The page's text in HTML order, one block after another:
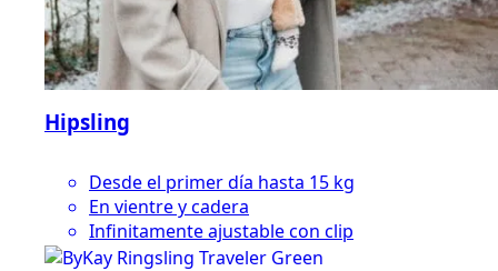
Hipsling
Desde el primer día hasta 15 kg
En vientre y cadera
Infinitamente ajustable con clip